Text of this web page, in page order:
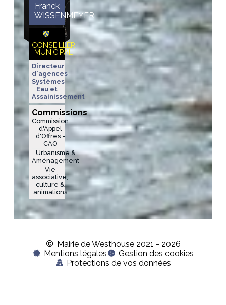
Franck
WISSENMEYER
CONSEILLER
MUNICIPAL
Directeur
d'agences
Systèmes
Eau et
Assainissement
Commissions
Commission
d'Appel
d'Offres -
CAO
Urbanisme &
Aménagement
Vie
associative,
culture &
animations
Mairie de Westhouse 2021 - 2026
Mentions légales
Gestion des cookies
Protections de vos données